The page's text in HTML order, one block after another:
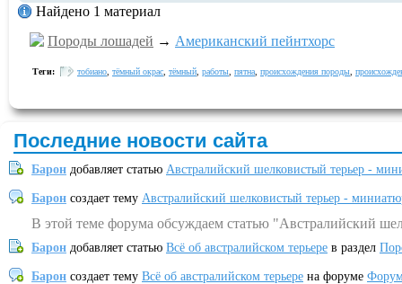
Найдено 1 материал
Породы лошадей → Американский пейнтхорс
Теги: тобиано тёмный окрас тёмный работы пятна происхождения породы
Последние новости сайта
Барон добавляет статью Австралийский шелковистый терьер -
Барон создает тему Австралийский шелковистый терьер -
В этой теме форума обсуждаем статью "Австралийский
Барон добавляет статью Всё об австралийском терьере в раздел
Барон создает тему Всё об австралийском терьере на форуме